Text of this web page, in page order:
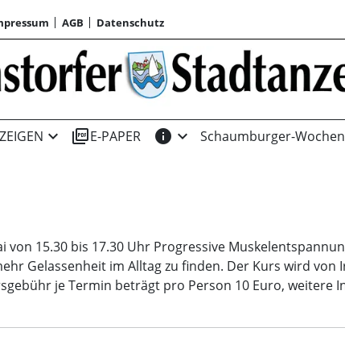
AGB Datenschutz
expand_more picture_as_pdfE-PAPER info expand_more Schaumburger-
von 15.30 bis 17.30 Uhr Progressive
Gelassenheit im Alltag zu finden. Der Kurs wird
je Termin beträgt pro Person 10 Euro, weitere